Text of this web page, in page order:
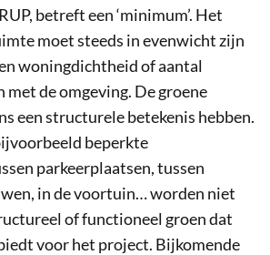
betreft een ‘minimum’. Het
moet steeds in evenwicht zijn
woningdichtheid of aantal
met de omgeving. De groene
een structurele betekenis hebben.
beperkte
parkeerplaatsen, tussen
in de voortuin… worden niet
of functioneel groen dat
voor het project. Bijkomende